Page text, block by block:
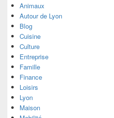
Animaux
Autour de Lyon
Blog
Cuisine
Culture
Entreprise
Famille
Finance
Loisirs
Lyon
Maison